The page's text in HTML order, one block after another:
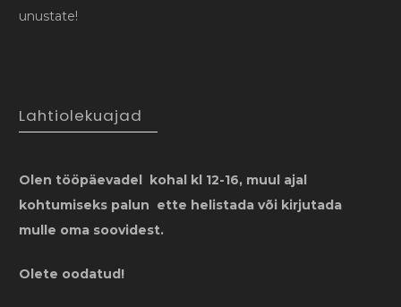
unustate!
Lahtiolekuajad
Olen tööpäevadel kohal kl 12-16, muul ajal
kohtumiseks palun ette helistada või kirjutada
mulle oma soovidest.
Olete oodatud!